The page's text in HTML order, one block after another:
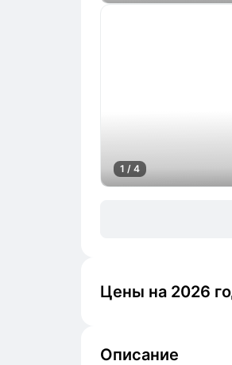
1 / 4
Цены на 2026
Описание